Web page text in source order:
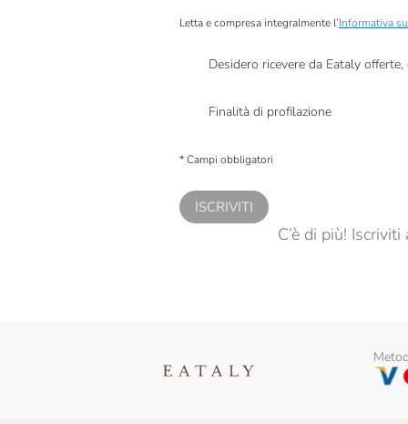
Letta e compresa integralmente l’Informativa
Desidero ricevere da Eataly
Finalità di profilazione
* Campi obbligatori
ISCRIVITI
C’è di più!